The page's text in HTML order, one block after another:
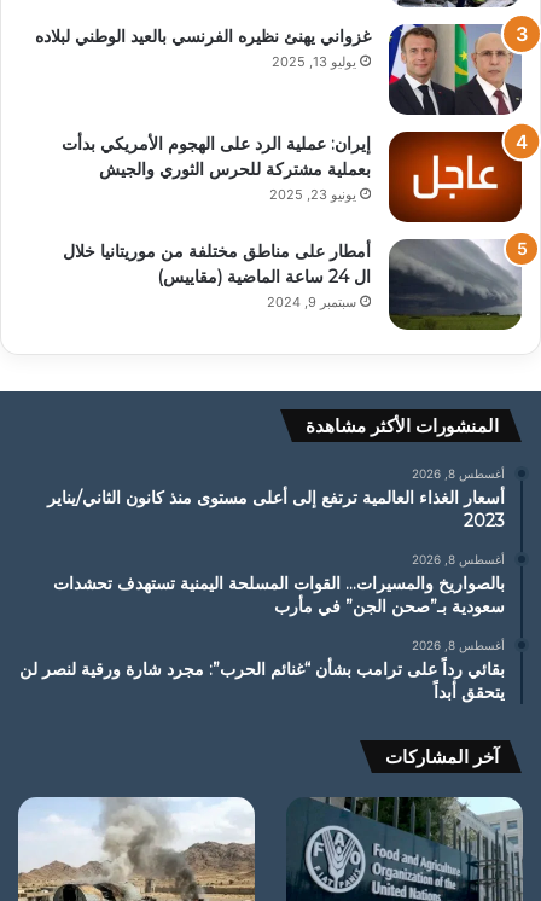
غزواني يهنئ نظيره الفرنسي بالعيد الوطني لبلاده
يوليو 13, 2025
إيران: عملية الرد على الهجوم الأمريكي بدأت
بعملية مشتركة للحرس الثوري والجيش
يونيو 23, 2025
أمطار على مناطق مختلفة من موريتانيا خلال
ال 24 ساعة الماضية (مقاييس)
سبتمبر 9, 2024
المنشورات الأكثر مشاهدة
أغسطس 8, 2026
أسعار الغذاء العالمية ترتفع إلى أعلى مستوى منذ كانون الثاني/يناير
2023
أغسطس 8, 2026
بالصواريخ والمسيرات… القوات المسلحة اليمنية تستهدف تحشدات
سعودية بـ”صحن الجن” في مأرب
أغسطس 8, 2026
بقائي رداً على ترامب بشأن “غنائم الحرب”: مجرد شارة ورقية لنصر لن
يتحقق أبداً
آخر المشاركات